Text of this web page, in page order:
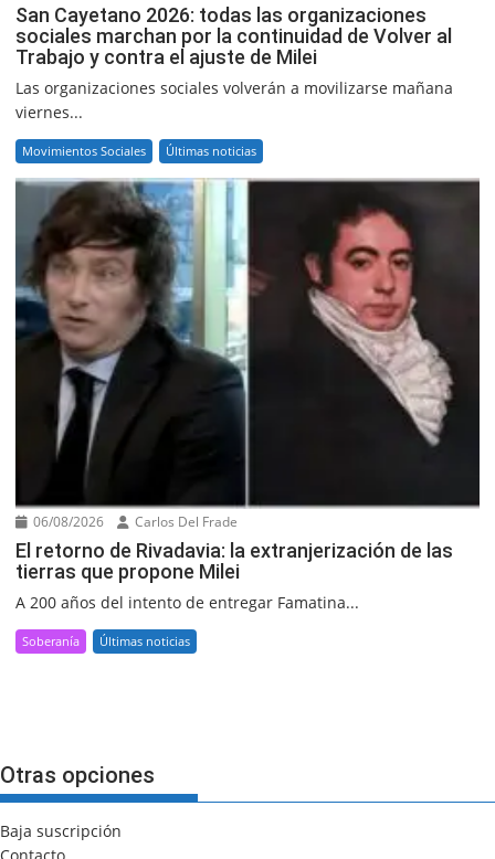
San Cayetano 2026: todas las organizaciones
sociales marchan por la continuidad de Volver al
Trabajo y contra el ajuste de Milei
Las organizaciones sociales volverán a movilizarse mañana
viernes...
Movimientos Sociales Últimas noticias
06/08/2026 Carlos Del Frade
El retorno de Rivadavia: la extranjerización de las
tierras que propone Milei
A 200 años del intento de entregar Famatina...
Soberanía Últimas noticias
Otras opciones
Baja suscripción